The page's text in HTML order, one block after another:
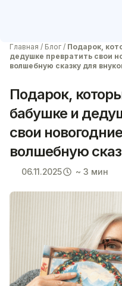
Главная / Блог / Подарок,
дедушке превратить свои
волшебную сказку для
Подарок,
бабушке и
свои
волшебную
06.11.2025 ~ 3 мин